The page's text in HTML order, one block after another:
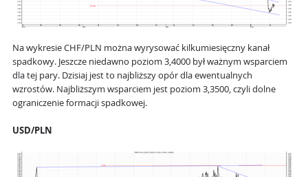
Na wykresie CHF/PLN można wyrysować kilkumiesięczny kanał
spadkowy. Jeszcze niedawno poziom 3,4000 był ważnym wsparciem
dla tej pary. Dzisiaj jest to najbliższy opór dla ewentualnych
wzrostów. Najbliższym wsparciem jest poziom 3,3500, czyli dolne
ograniczenie formacji spadkowej.
USD/PLN